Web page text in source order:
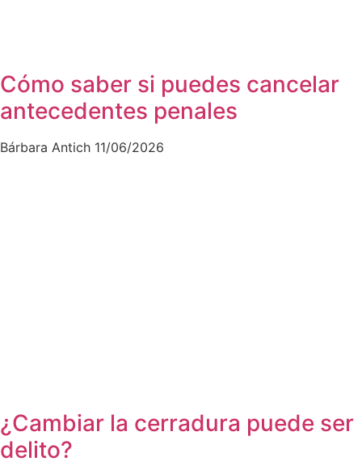
Cómo saber si puedes cancelar
antecedentes penales
Bárbara Antich 11/06/2026
¿Cambiar la cerradura puede ser
delito?